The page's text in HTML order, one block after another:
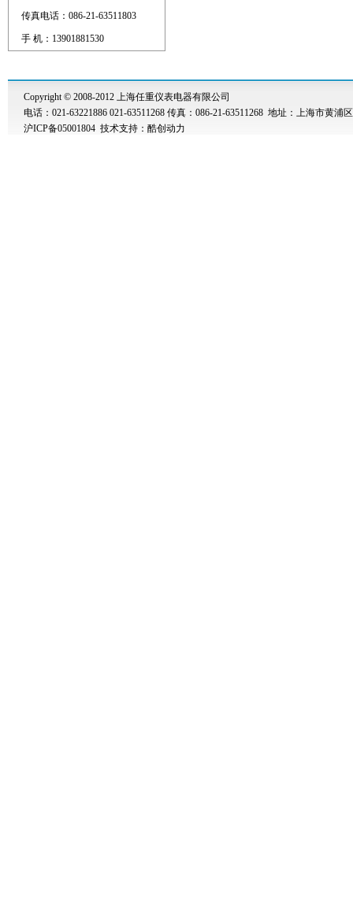
传真电话：086-21-63511803
手 机：13901881530
Copyright © 2008-2012 上海任重仪表电器有限公司
电话：021-63221886 021-63511268 传真：086-21-63511268 地址：上海市黄浦
沪ICP备05001804 技术支持： 酷创动力